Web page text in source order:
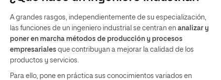
A grandes rasgos, independientemente de su especialización,
las funciones de un ingeniero industrial se centran en analizar y
poner en marcha métodos de producción y procesos
empresariales que contribuyan a mejorar la calidad de los
productos y servicios.
Para ello, pone en práctica sus conocimientos variados en